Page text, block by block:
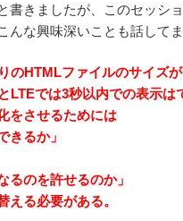
書きましたが、このセッシ
んな興味深いことも話してま
のHTMLファイルのサイズが
LTEでは3秒以内での表示は
をさせるためには
きるか」
るのを許せるのか」
える必要がある。